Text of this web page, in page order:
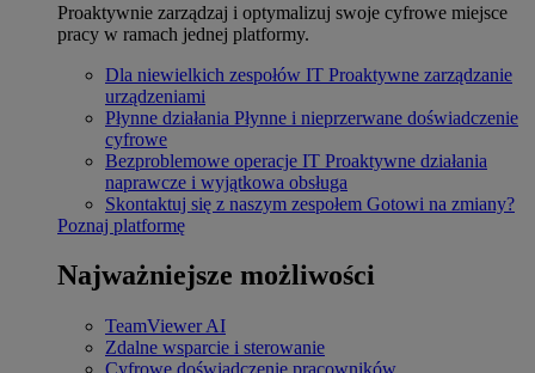
Proaktywnie zarządzaj i optymalizuj swoje cyfrowe miejsce
pracy w ramach jednej platformy.
Dla niewielkich zespołów IT Proaktywne zarządzanie
urządzeniami
Płynne działania Płynne i nieprzerwane doświadczenie
cyfrowe
Bezproblemowe operacje IT Proaktywne działania
naprawcze i wyjątkowa obsługa
Skontaktuj się z naszym zespołem Gotowi na zmiany?
Poznaj platformę
Najważniejsze możliwości
TeamViewer AI
Zdalne wsparcie i sterowanie